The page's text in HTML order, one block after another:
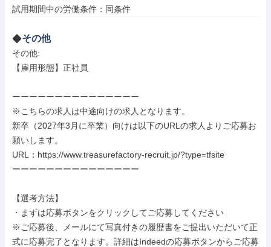
試用期間中の労働条件：同条件
その他
その他:
【雇用形態】正社員
ーーーーーーーーーーーーーーー
※こちらの求人は中途向けの求人となります。
新卒（2027年3月に卒業）向けは以下のURLの求人よりご応募お
願いします。
URL：https://www.treasurefactory-recruit.jp/?type=tfsite
ーーーーーーーーーーーーーーー
【選考方法】
・まずは応募ボタンをクリックしてご応募してください
※ご応募後、メールにて写真付きの履歴書をご提出いただいて正
式に応募完了となります。詳細はIndeedの応募ボタンからご応募